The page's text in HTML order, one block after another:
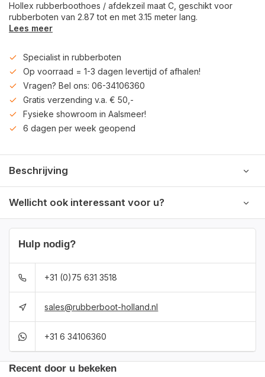
Hollex rubberboothoes / afdekzeil maat C, geschikt voor
rubberboten van 2.87 tot en met 3.15 meter lang.
Lees meer
Specialist in rubberboten
Op voorraad = 1-3 dagen levertijd of afhalen!
Vragen? Bel ons: 06-34106360
Gratis verzending v.a. € 50,-
Fysieke showroom in Aalsmeer!
6 dagen per week geopend
Beschrijving
Wellicht ook interessant voor u?
Hulp nodig?
+31 (0)75 631 3518
sales@rubberboot-holland.nl
+31 6 34106360
Recent door u bekeken